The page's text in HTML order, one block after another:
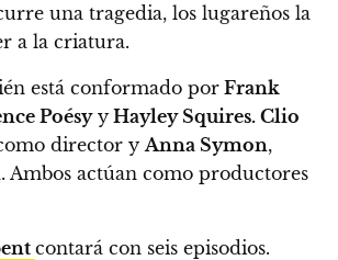
una tragedia, los lugareños la
a la criatura.
está conformado por Frank
Poésyy Hayley Squires. Clio
director y Anna Symon,
Ambos actúan como productores
contará con seis episodios.